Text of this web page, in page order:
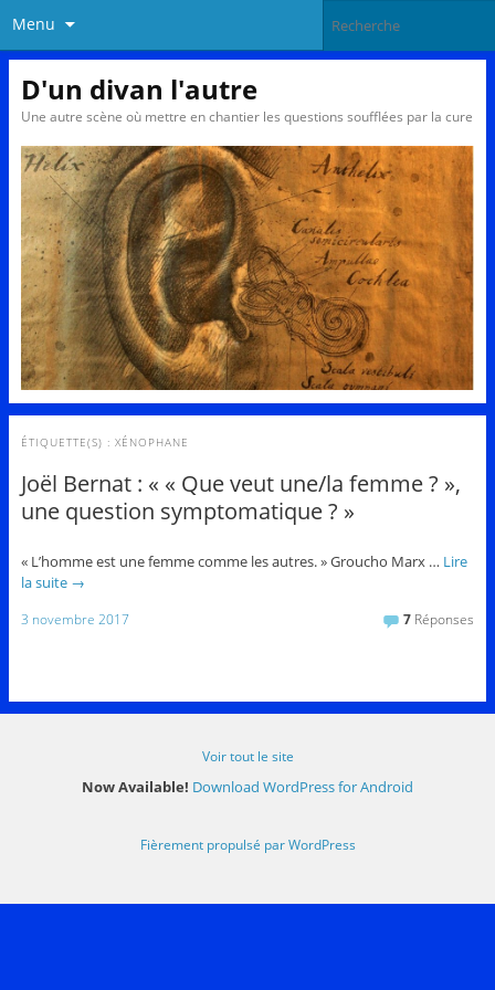
Menu
D'un divan l'autre
Une autre scène où mettre en chantier les questions soufflées par la cure
ÉTIQUETTE(S) : XÉNOPHANE
Joël Bernat : « « Que veut une/la femme ? »,
une question symptomatique ? »
« L’homme est une femme comme les autres. » Groucho Marx … Lire
la suite →
3 novembre 2017 7 Réponses
Voir tout le site
Now Available! Download WordPress for Android
Fièrement propulsé par WordPress